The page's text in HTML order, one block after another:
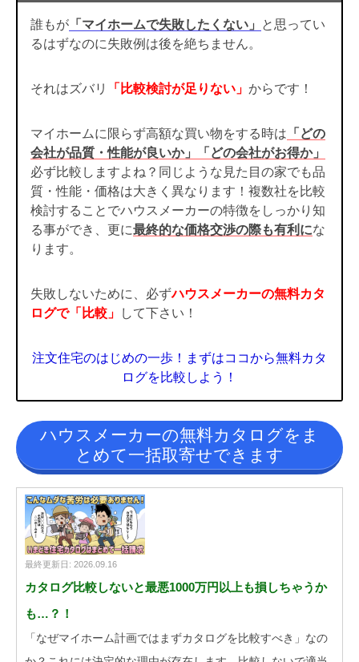
誰もが 「マイホームで失敗したくない」
と思ってい
るはずなのに失敗例は後を絶ちません。
それはズバリ 「比較検討が足りない」 からです！
マイホームに限らず高額な買い物をする時は 「どの
会社が品質・性能が良いか」「どの会社がお得か」
必ず比較しますよね？同じような見た目の家でも品
質・性能・価格は大きく異なります！複数社を比較
検討することでハウスメーカーの特徴をしっかり知
る事ができ、更に最終的な価格交渉の際も有利にな
ります。
失敗しないために、必ずハウスメーカーの無料カタ
ログで「比較」
して下さい！
注文住宅のはじめの一歩！まずはココから無料カタ
ログを比較しよう！
ハウスメーカーの無料カタログをま
とめて一括取寄せできます
最終更新日: 2026.09.16
カタログ比較しないと最悪1000万円以上も損しちゃうか
も…？！
「なぜマイホーム計画ではまずカタログを比較すべき」なの